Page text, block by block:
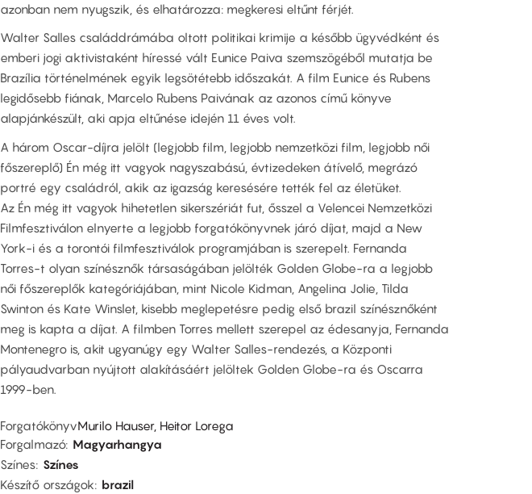
azonban nem nyugszik, és elhatározza: megkeresi eltűnt férjét.
Walter Salles családdrámába oltott politikai krimije a később ügyvédként és
emberi jogi aktivistaként híressé vált Eunice Paiva szemszögéből mutatja be
Brazília történelmének egyik legsötétebb időszakát. A film Eunice és Rubens
legidősebb fiának, Marcelo Rubens Paivának az azonos című könyve
alapjánkészült, aki apja eltűnése idején 11 éves volt.
A három Oscar-díjra jelölt (legjobb film, legjobb nemzetközi film, legjobb női
főszereplő) Én még itt vagyok nagyszabású, évtizedeken átívelő, megrázó
portré egy családról, akik az igazság keresésére tették fel az életüket.
Az Én még itt vagyok hihetetlen sikerszériát fut, ősszel a Velencei Nemzetközi
Filmfesztiválon elnyerte a legjobb forgatókönyvnek járó díjat, majd a New
York-i és a torontói filmfesztiválok programjában is szerepelt. Fernanda
Torres-t olyan színésznők társaságában jelölték Golden Globe-ra a legjobb
női főszereplők kategóriájában, mint Nicole Kidman, Angelina Jolie, Tilda
Swinton és Kate Winslet, kisebb meglepetésre pedig első brazil színésznőként
meg is kapta a díjat. A filmben Torres mellett szerepel az édesanyja, Fernanda
Montenegro is, akit ugyanúgy egy Walter Salles-rendezés, a Központi
pályaudvarban nyújtott alakításáért jelöltek Golden Globe-ra és Oscarra
1999-ben.
ForgatókönyvMurilo Hauser, Heitor Lorega
Forgalmazó Magyarhangya
Színes Színes
Készítő országok
brazil